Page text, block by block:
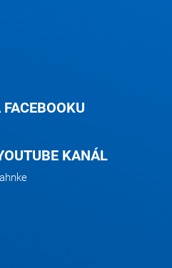
KANÁL